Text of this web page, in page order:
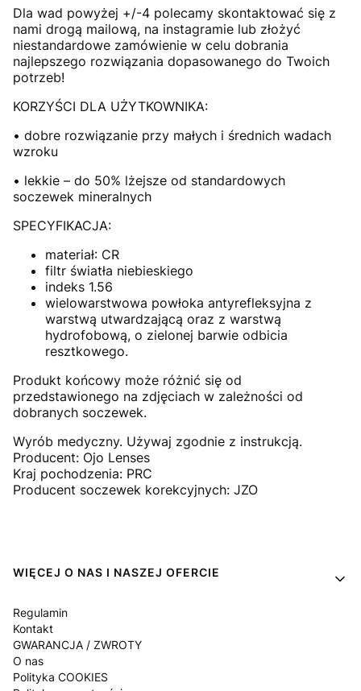
Dla wad powyżej +/-4 polecamy skontaktować się z
nami drogą mailową, na instagramie lub złożyć
niestandardowe zamówienie w celu dobrania
najlepszego rozwiązania dopasowanego do Twoich
potrzeb!
KORZYŚCI DLA UŻYTKOWNIKA:
• dobre rozwiązanie przy małych i średnich wadach
wzroku
• lekkie – do 50% lżejsze od standardowych
soczewek mineralnych
SPECYFIKACJA:
materiał: CR
filtr światła niebieskiego
indeks 1.56
wielowarstwowa powłoka antyrefleksyjna z
warstwą utwardzającą oraz z warstwą
hydrofobową, o zielonej barwie odbicia
resztkowego.
Produkt końcowy może różnić się od
przedstawionego na zdjęciach w zależności od
dobranych soczewek.
Wyrób medyczny. Używaj zgodnie z instrukcją.
Producent: Ojo Lenses
Kraj pochodzenia: PRC
Producent soczewek korekcyjnych: JZO
Linki w stopce
WIĘCEJ O NAS I NASZEJ OFERCIE
Regulamin
Kontakt
GWARANCJA / ZWROTY
O nas
Polityka COOKIES